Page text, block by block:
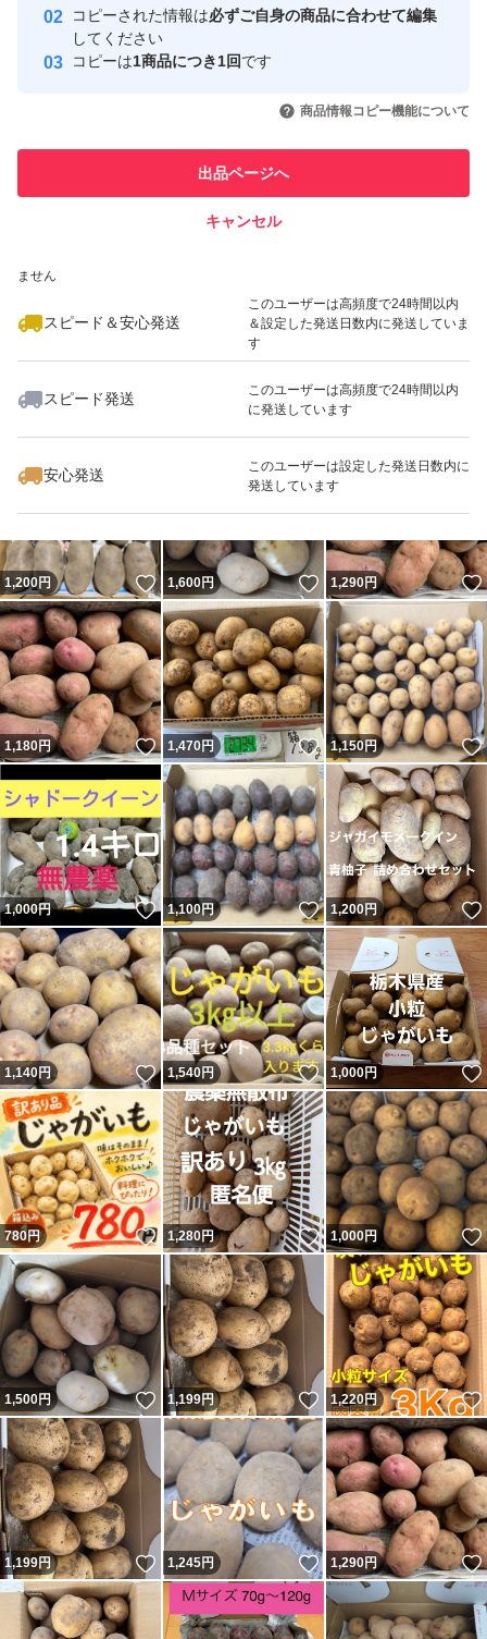
取引実績
引を完了させた実績があります
での取引実績があります
ません
スピード＆安心発送
このユーザーは高頻度で24時間以内
＆設定した発送日数内に発送していま
す
スピード発送
このユーザーは高頻度で24時間以内
に発送しています
安心発送
このユーザーは設定した発送日数内に
発送しています
コピーされた情報は必ずご自身の商品に合わせて編集
してください
コピーは1商品につき1回です
商品情報コピー機能について
出品ページへ
キャンセル
いいね！
880
1,200円 いいね！
1,600円 いいね！
1,290円
1,180円 いいね！
1,470円 いいね！
1,150円
1,000円 いいね！
1,100円 いいね！
1,200円
1,140円 いいね！
1,540円 いいね！
1,000円
780円 いいね！
1,280円 いいね！
1,000円
1,500円 いいね！
1,199円 いいね！
1,220円
1,199円 いいね！
1,245円 いいね！
1,290円